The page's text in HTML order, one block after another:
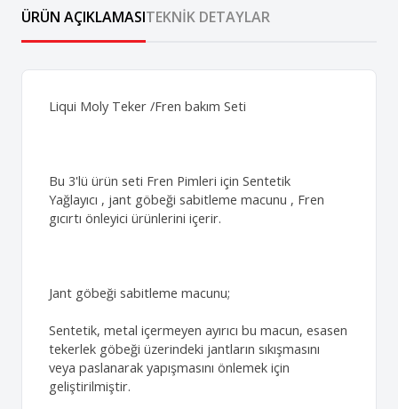
ÜRÜN AÇIKLAMASITEKNIK DETAYLAR
Liqui Moly Teker /Fren bakım Seti
Bu 3'lü ürün seti Fren Pimleri için Sentetik
Yağlayıcı , jant göbeği sabitleme macunu , Fren
gıcırtı önleyici ürünlerini içerir.
Jant göbeği sabitleme macunu;
Sentetik, metal içermeyen ayırıcı bu macun, esasen
tekerlek göbeği üzerindeki jantların sıkışmasını
veya paslanarak yapışmasını önlemek için
geliştirilmiştir.